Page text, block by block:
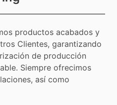
productos acabados y
Clientes, garantizando
de producción
Siempre ofrecimos
así como